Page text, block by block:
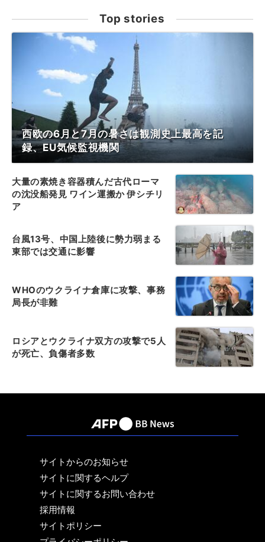
Top stories
西欧の6月と7月の暑さは観測史上最高を記
録、EU気候監視機関
大量の素焼き容器積んだ古代ローマ
の沈没船発見 ワイン運搬か 伊シチリ
ア
台風13号、中国上陸後に勢力弱まる
東部では交通に影響
WHOのウクライナ倉庫に攻撃、事務
局長が非難
ロシアとウクライナ双方の攻撃で5人
が死亡、負傷者多数
サイトからのお知らせ
サイトに関するヘルプ
サイトに関するお問い合わせ
採用情報
サイトポリシー